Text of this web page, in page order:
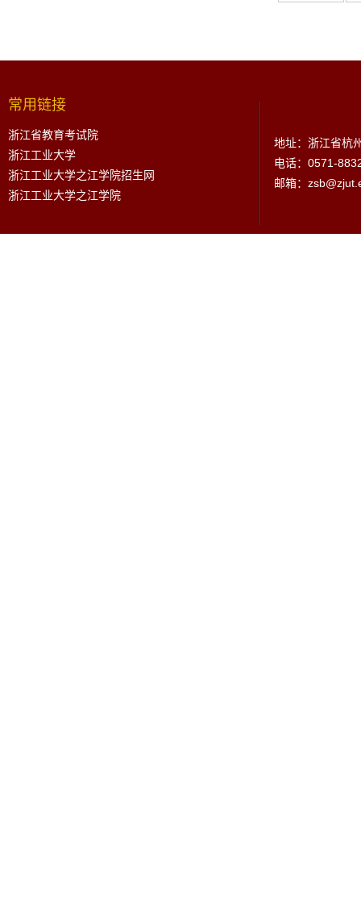
常用链接
浙江省教育考试院
浙江工业大学
浙江工业大学之江学院招生网
浙江工业大学之江学院
地址：浙江省杭
电话：0571-
邮箱：